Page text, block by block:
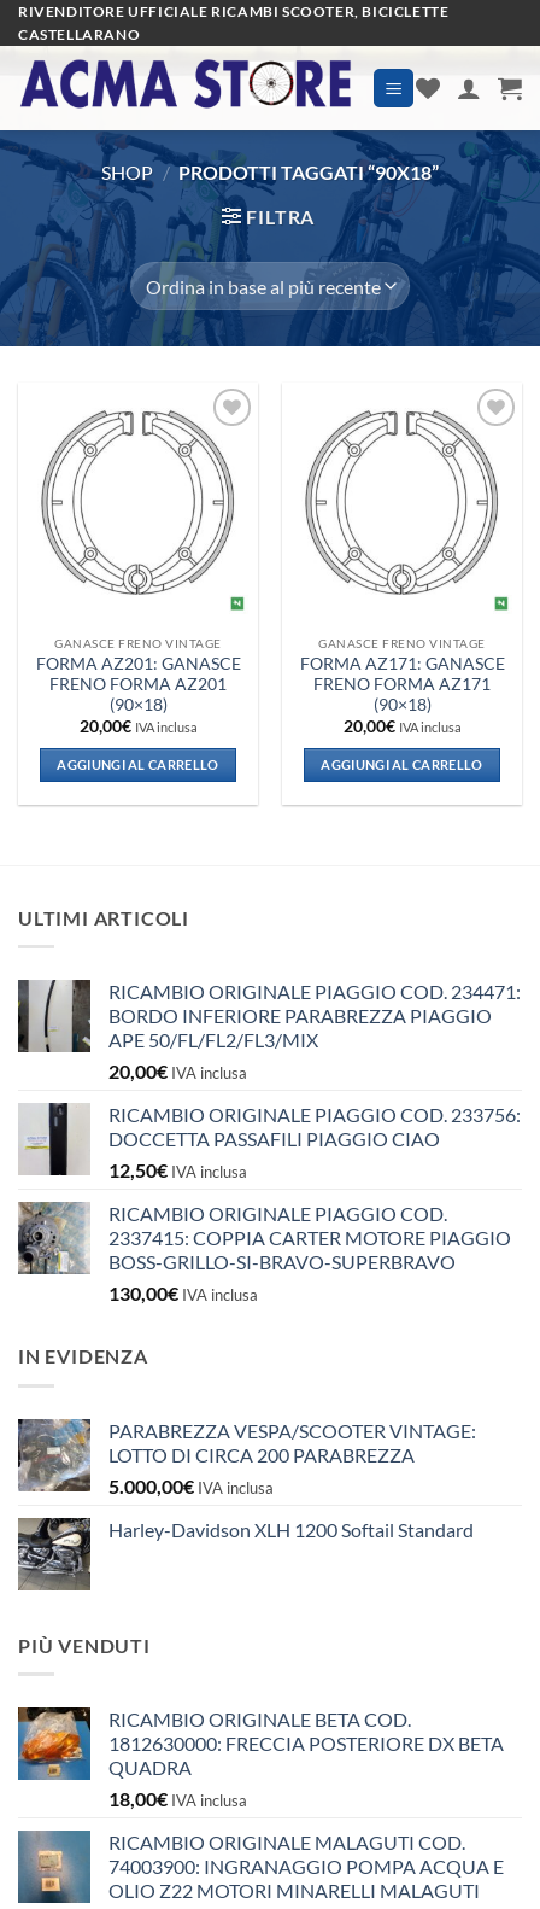
Salta
ai
contenuti
RIVENDITORE UFFICIALE RICAMBI SCOOTER, BICICLETTE
CASTELLARANO
SHOP / PRODOTTI TAGGATI “90X18”
FILTRA
Aggiungi
alla lista
dei
desideri
GANASCE FRENO VINTAGE
FORMA AZ201: GANASCE
FRENO FORMA AZ201
(90×18)
20,00€ IVA inclusa
AGGIUNGI AL CARRELLO
Aggiungi
alla lista
dei
desideri
GANASCE FRENO VINTAGE
FORMA AZ171: GANASCE
FRENO FORMA AZ171
(90×18)
20,00€ IVA inclusa
AGGIUNGI AL CARRELLO
ULTIMI ARTICOLI
RICAMBIO ORIGINALE PIAGGIO COD. 234471:
BORDO INFERIORE PARABREZZA PIAGGIO
APE 50/FL/FL2/FL3/MIX
20,00€ IVA inclusa
RICAMBIO ORIGINALE PIAGGIO COD. 233756:
DOCCETTA PASSAFILI PIAGGIO CIAO
12,50€ IVA inclusa
RICAMBIO ORIGINALE PIAGGIO COD.
2337415: COPPIA CARTER MOTORE PIAGGIO
BOSS-GRILLO-SI-BRAVO-SUPERBRAVO
130,00€ IVA inclusa
IN EVIDENZA
PARABREZZA VESPA/SCOOTER VINTAGE:
LOTTO DI CIRCA 200 PARABREZZA
5.000,00€ IVA inclusa
Harley-Davidson XLH 1200 Softail Standard
PIÙ VENDUTI
RICAMBIO ORIGINALE BETA COD.
1812630000: FRECCIA POSTERIORE DX BETA
QUADRA
18,00€ IVA inclusa
RICAMBIO ORIGINALE MALAGUTI COD.
74003900: INGRANAGGIO POMPA ACQUA E
OLIO Z22 MOTORI MINARELLI MALAGUTI